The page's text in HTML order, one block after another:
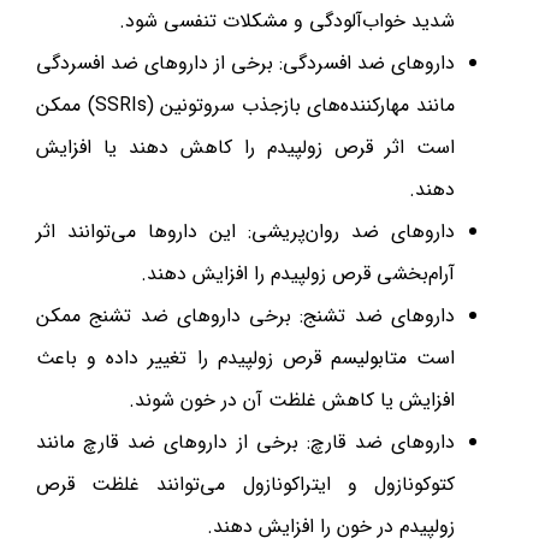
شدید خواب‌آلودگی و مشکلات تنفسی شود.
داروهای ضد افسردگی: برخی از داروهای ضد افسردگی
مانند مهارکننده‌های بازجذب سروتونین (SSRIs) ممکن
است اثر قرص زولپیدم را کاهش دهند یا افزایش
دهند.
داروهای ضد روان‌پریشی: این داروها می‌توانند اثر
آرام‌بخشی قرص زولپیدم را افزایش دهند.
داروهای ضد تشنج: برخی داروهای ضد تشنج ممکن
است متابولیسم قرص زولپیدم را تغییر داده و باعث
افزایش یا کاهش غلظت آن در خون شوند.
داروهای ضد قارچ: برخی از داروهای ضد قارچ مانند
کتوکونازول و ایتراکونازول می‌توانند غلظت قرص
زولپیدم در خون را افزایش دهند.